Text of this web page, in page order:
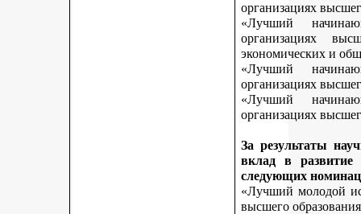
организациях
«Лучший
организациях
экономических и
«Лучший
организациях
«Лучший
организациях
За результаты
вклад в развитие
следующих
«Лучший молодой
высшего